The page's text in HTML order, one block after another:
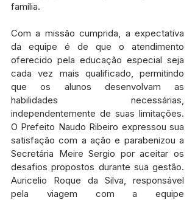
família.
Com a missão cumprida, a expectativa
da equipe é de que o atendimento
oferecido pela educação especial seja
cada vez mais qualificado, permitindo
que os alunos desenvolvam as
habilidades necessárias,
independentemente de suas limitações.
O Prefeito Naudo Ribeiro expressou sua
satisfação com a ação e parabenizou a
Secretária Meire Sergio por aceitar os
desafios propostos durante sua gestão.
Auricelio Roque da Silva, responsável
pela viagem com a equipe